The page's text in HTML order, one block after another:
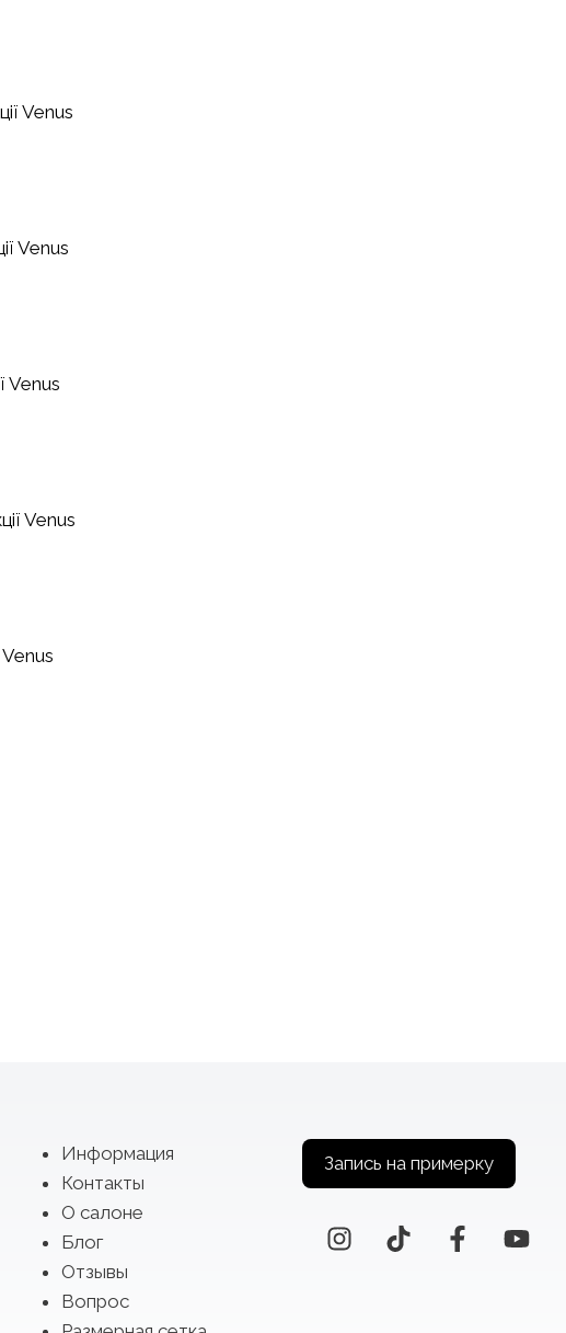
Информация
Контакты
О салоне
Блог
Отзывы
Вопрос
Запись на примерку